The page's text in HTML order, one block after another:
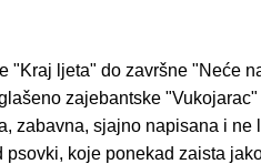
"Kraj ljeta" do završne "Neće
zajebantske
zabavna, sjajno napisana i ne
koje ponekad zaista